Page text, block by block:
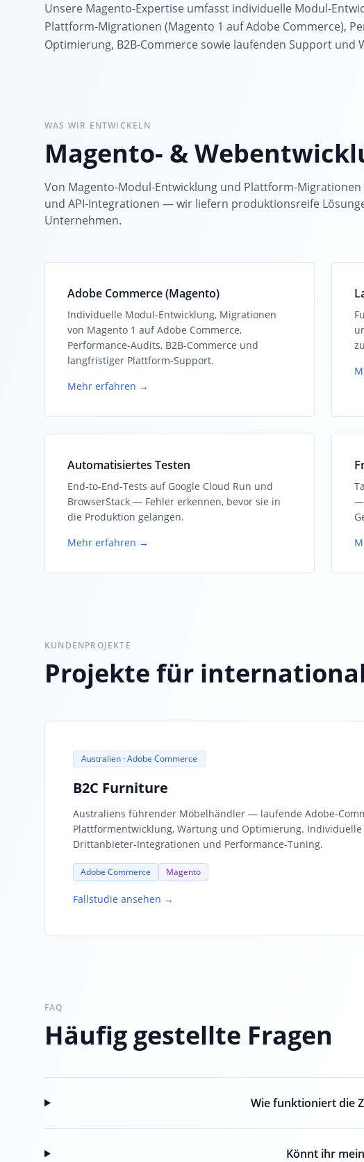
Unsere Magento-Expertise umfasst individuelle Modul-
Plattform-Migrationen (Magento 1 auf Adobe Commerce),
Optimierung, B2B-Commerce sowie laufenden Support und
WAS WIR ENTWICKELN
Magento- &
Von Magento-Modul-Entwicklung und Plattform-Migrationen
und API-Integrationen — wir liefern produktionsreife
Unternehmen.
Adobe Commerce (Magento)
Individuelle Modul-Entwicklung, Migrationen
von Magento 1 auf Adobe Commerce,
Performance-Audits, B2B-Commerce und
langfristiger Plattform-Support.
Mehr erfahren →
Automatisiertes Testen
End-to-End-Tests auf Google Cloud Run und
BrowserStack — Fehler erkennen, bevor sie in
die Produktion gelangen.
Mehr erfahren →
—
KUNDENPROJEKTE
Projekte für
Australien · Adobe Commerce
B2C Furniture
Australiens führender Möbelhändler — laufende Adobe-
Plattformentwicklung, Wartung und Optimierung.
Drittanbieter-Integrationen und Performance-Tuning.
Adobe Commerce Magento
Fallstudie ansehen →
FAQ
Häufig gestellte Fragen
Wie funktioniert die
Könnt ihr